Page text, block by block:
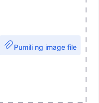
Pumili ng image file